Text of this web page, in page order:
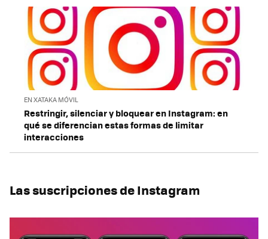
EN XATAKA MÓVIL
Restringir, silenciar y bloquear en Instagram: en
qué se diferencian estas formas de limitar
interacciones
Las suscripciones de Instagram